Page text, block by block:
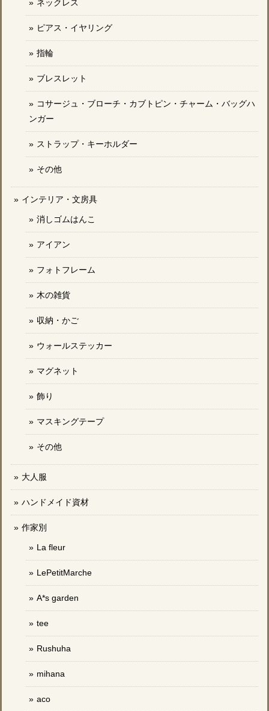
ネックレス
ピアス・イヤリング
指輪
ブレスレット
コサージュ・ブローチ・カブトピン・チャーム・バッグハ
ンガー
ストラップ・キーホルダー
その他
インテリア・文房具
消しゴムはんこ
アイアン
フォトフレーム
木の雑貨
収納・かご
ウォールステッカー
マグネット
飾り
マスキングテープ
その他
大人服
ハンドメイド資材
作家別
La fleur
LePetitMarche
A*s garden
tee
Rushuha
mihana
aco